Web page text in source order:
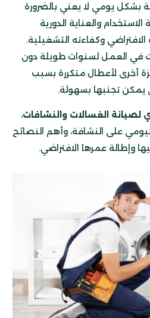
بشكل يومي لا يعني بالضرورة
والعناية الدورية
وكفاءته التشغيلية.
في العمل لسنوات طويلة دون
أخرى لأعطال متكررة بسبب
يمكن تجنبها بسهولة.
لصيانة الغسالات والنشافات،
على النشافة، وأهم النصائح
وإطالة عمرها الافتراضي.